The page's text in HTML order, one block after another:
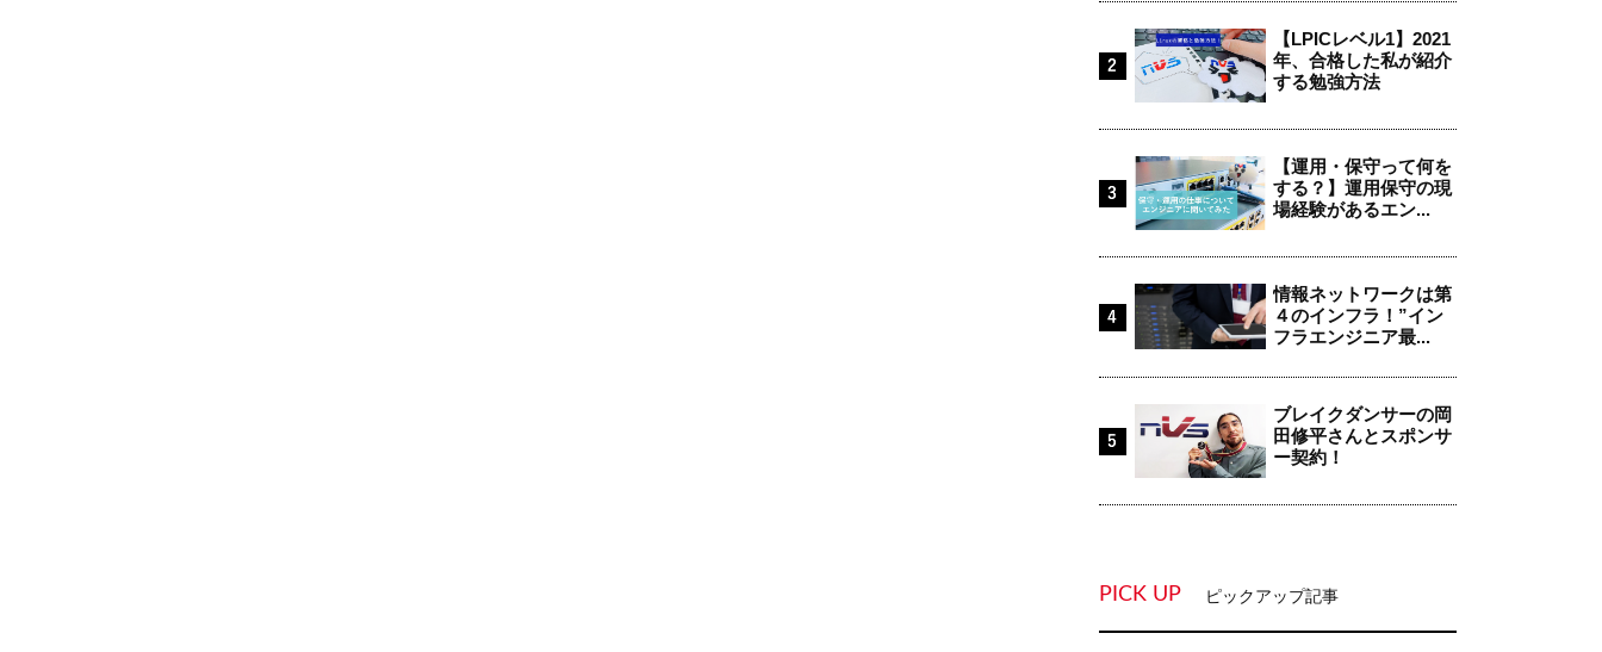
【LPICレベル1】2021
年、合格した私が紹介
する勉強方法
【運用・保守って何を
する？】運用保守の現
場経験があるエン...
情報ネットワークは第
４のインフラ！”イン
フラエンジニア最...
ブレイクダンサーの岡
田修平さんとスポンサ
ー契約！
PICK UP ピックアップ記事